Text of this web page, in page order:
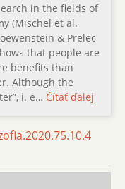
in the fields of
(Mischel et al.
& Prelec
that people are
benefits than
Although the
i. e… Čítať ďalej